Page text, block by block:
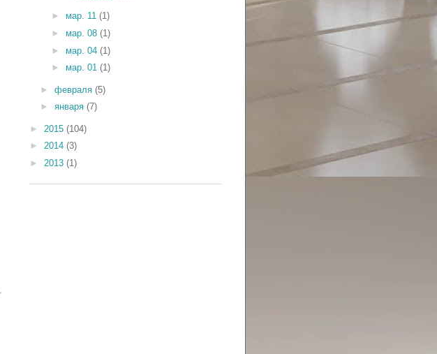
► мар. 11 (1)
► мар. 08 (1)
► мар. 04 (1)
► мар. 01 (1)
►февраля(5)
►января(7)
► 2015 (104)
► 2014 (3)
► 2013 (1)